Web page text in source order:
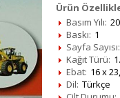
Ürün
Basım Yılı:
Baskı: 1
Sayfa Sayısı:
Kağıt Türü:
Ebat: 16 x
Dil: Türkçe